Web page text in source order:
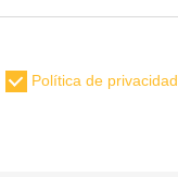
Política de privacidad